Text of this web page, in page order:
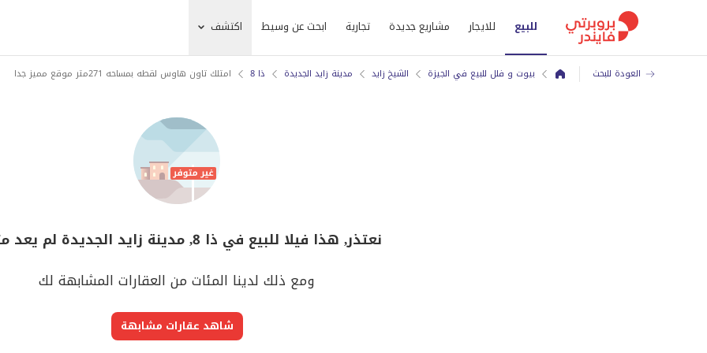
للبيع للايجار مشاريع جديدة تجارية ابحث عن وسيط اكتشف
العودة للبحث بيوت و فلل للبيع في الجيزة الشيخ زايد مدينة زايد الجديدة ذا 8 امتلك تاون هاوس لقطه بمساحه 271متر موقع مميز جدا
نعتذر, هذا فيلا للبيع في ذا 8, مدينة زايد الجديدة لم يعد متوفر
ومع ذلك لدينا المئات من العقارات المشابهة لك
شاهد عقارات مشابهة